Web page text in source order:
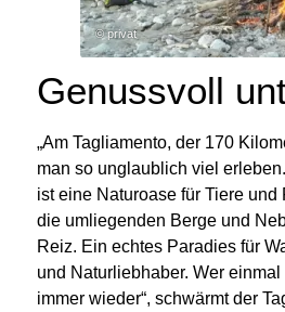
© privat
Genussvoll
„Am Tagliamento, der 170
man so unglaublich viel
ist eine Naturoase für Tiere und
die umliegenden Berge und
Reiz. Ein echtes Paradies für
und Naturliebhaber. Wer
immer wieder“, schwärmt der